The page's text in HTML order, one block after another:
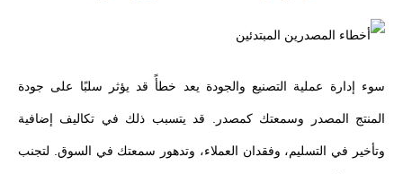
سوء إدارة عملية التصنيع والجودة يعد خطأً قد يؤثر سلبًا على جودة
المنتج المصدر وسمعتك كمصدر. قد يتسبب ذلك في تكاليف إضافية
وتأخير في التسليم، وفقدان العملاء، وتدهور سمعتك في السوق. لتجنب